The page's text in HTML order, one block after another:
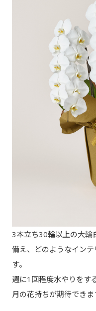
3本立ち30輪以上の大輪
備え、どのようなイン
す。
週に1回程度水やりをす
月の花持ちが期待できま